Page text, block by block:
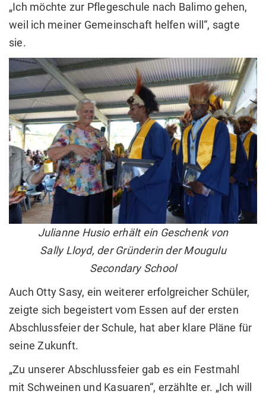
„Ich möchte zur Pflegeschule nach Balimo gehen,
weil ich meiner Gemeinschaft helfen will“, sagte
sie.
Julianne Husio erhält ein Geschenk von
Sally Lloyd, der Gründerin der Mougulu
Secondary School
Auch Otty Sasy, ein weiterer erfolgreicher Schüler,
zeigte sich begeistert vom Essen auf der ersten
Abschlussfeier der Schule, hat aber klare Pläne für
seine Zukunft.
„Zu unserer Abschlussfeier gab es ein Festmahl
mit Schweinen und Kasuaren“, erzählte er. „Ich will